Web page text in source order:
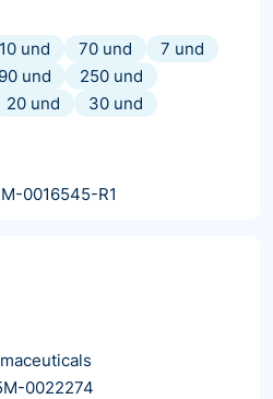
10 und 70 und
7 und
90 und
250 und
20 und
30 und
0016545-R1
0022274